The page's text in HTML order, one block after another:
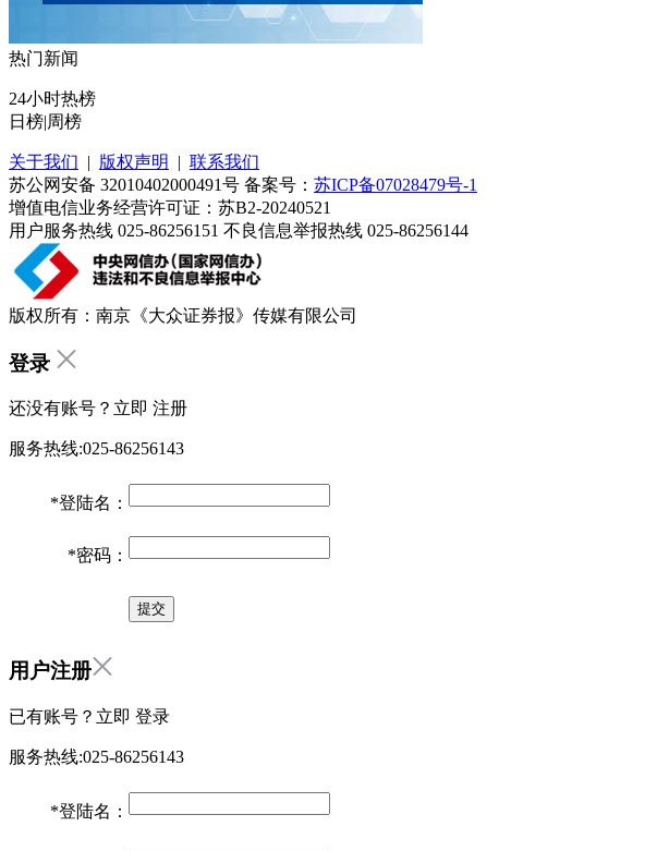
热门新闻
24小时热榜
日榜|周榜
关于我们 | 版权声明 | 联系我们
苏公网安备 32010402000491号 备案号： 苏ICP备07028479号-1
增值电信业务经营许可证：苏B2-20240521
用户服务热线 025-86256151 不良信息举报热线 025-86256144
版权所有：南京《大众证券报》传媒有限公司
登录
还没有账号？立即 注册
服务热线:025-86256143
*登陆名：
*密码：
用户注册
已有账号？立即 登录
服务热线:025-86256143
*登陆名：